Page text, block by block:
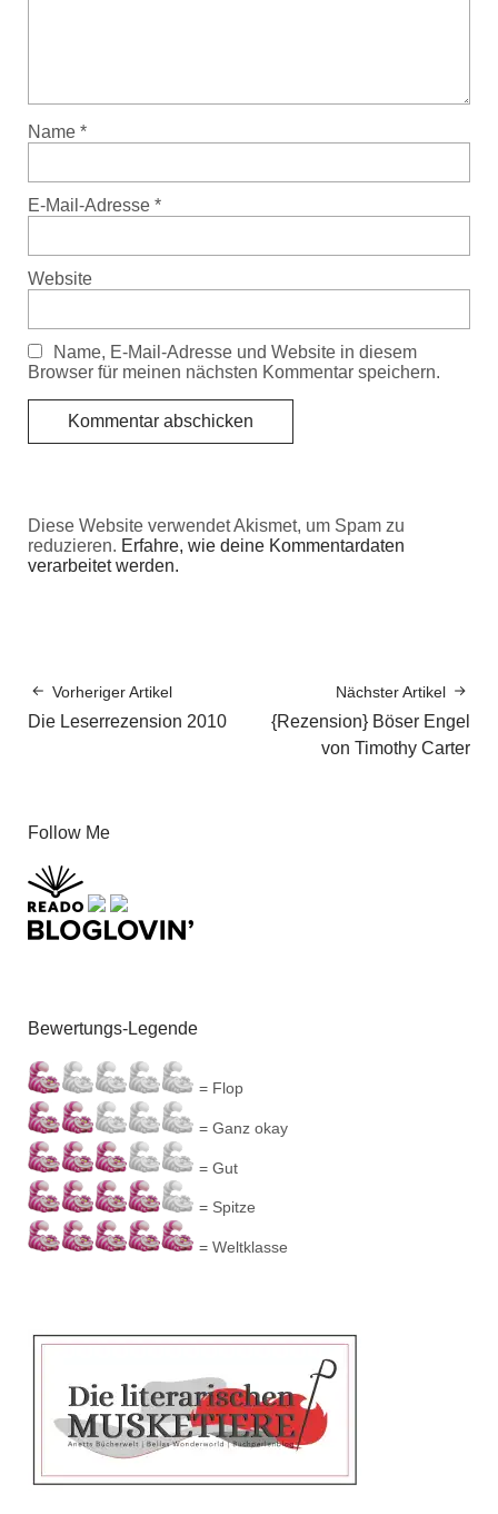
Name *
E-Mail-Adresse *
Website
Name, E-Mail-Adresse und Website in diesem
Browser für meinen nächsten Kommentar speichern.
Diese Website verwendet Akismet, um Spam zu
reduzieren. Erfahre, wie deine Kommentardaten
verarbeitet werden.
Vorheriger Artikel
Die Leserrezension 2010
Nächster Artikel
{Rezension} Böser Engel
von Timothy Carter
Follow Me
Bewertungs-Legende
= Flop
= Ganz okay
= Gut
= Spitze
= Weltklasse